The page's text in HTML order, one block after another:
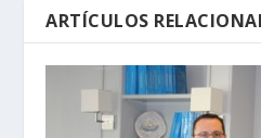
ARTÍCULOS